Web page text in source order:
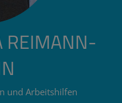
REIMANN-
und Arbeitshilfen